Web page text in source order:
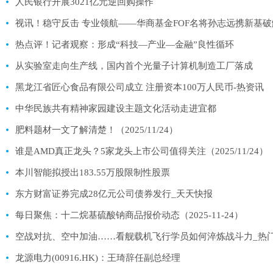
视讯！稳守反击 专业领航——华商基金FOF名将孙志远携新基
热点评！记者观察：形成“科技—产业—金融”良性循环
从实验室走向生产线，国内首个光量子计算机制造工厂落成
黑龙江省匠心食品有限公司成立 注册资本100万人民币-热资讯
中华民族共有精神家园建设主题文化活动走进宜都
肥料题材一文了解清楚！（2025/11/24）
谁是AMD真正龙头？5家龙头上市公司值得关注（2025/11/24）
本川智能拟授出183.55万股限制性股票
东方财富证券完成28亿元公司债券发行_天天快报
每日聚焦：十二烷基硫酸钠商品报价动态（2025-11-24）
空战对抗、空中加油……看舰载机飞行学员如何淬炼战斗力_热
龙源电力(00916.HK)：王琦辞任副总经理